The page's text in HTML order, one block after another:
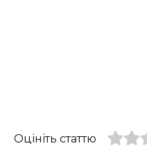
Оцініть статтю